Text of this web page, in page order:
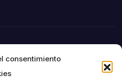
consentimiento